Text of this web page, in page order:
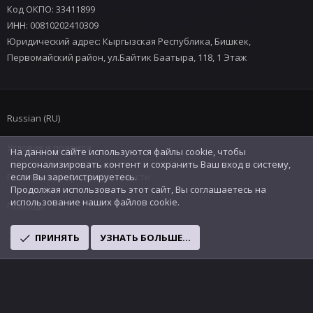
Код ОКПО: 33411899
ИНН: 00810202410309
Юридический адрес: Кыргызская Республика, Бишкек,
Первомайский район, ул.Байтик Баатыра, 118, 1 Этаж
Russian (RU)
Условия и правила
Политика конфиденциальности
Помощь
R
S
На данном сайте используются файлы cookie, чтобы
персонализировать контент и сохранить Ваш вход в систему,
если Вы зарегистрируетесь.
Продолжая использовать этот сайт, Вы соглашаетесь на
использование наших файлов cookie.
ПРИНЯТЬ УЗНАТЬ БОЛЬШЕ...